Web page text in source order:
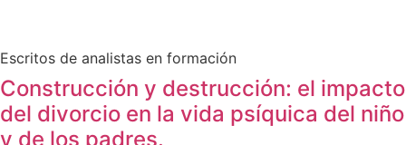
Escritos de analistas en formación
Construcción y destrucción: el impacto
del divorcio en la vida psíquica del niño
y de los padres.